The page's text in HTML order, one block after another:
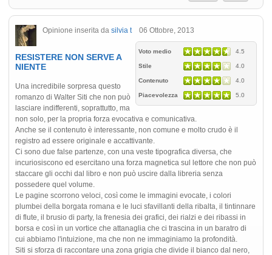
Opinione inserita da silvia t 06 Ottobre, 2013
Voto medio 4.5
Stile 4.0
Contenuto 4.0
Piacevolezza 5.0
RESISTERE NON SERVE A
NIENTE
Una incredibile sorpresa questo
romanzo di Walter Siti che non può
lasciare indifferenti, soprattutto, ma
non solo, per la propria forza evocativa e comunicativa.
Anche se il contenuto è interessante, non comune e molto crudo è il
registro ad essere originale e accattivante.
Ci sono due false partenze, con una veste tipografica diversa, che
incuriosiscono ed esercitano una forza magnetica sul lettore che non può
staccare gli occhi dal libro e non può uscire dalla libreria senza
possedere quel volume.
Le pagine scorrono veloci, così come le immagini evocate, i colori
plumbei della borgata romana e le luci sfavillanti della ribalta, il tintinnare
di flute, il brusio di party, la frenesia dei grafici, dei rialzi e dei ribassi in
borsa e così in un vortice che attanaglia che ci trascina in un baratro di
cui abbiamo l'intuizione, ma che non ne immaginiamo la profondità.
Siti si sforza di raccontare una zona grigia che divide il bianco dal nero,